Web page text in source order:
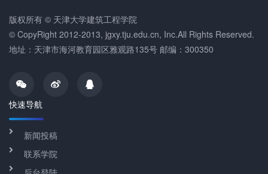
版权所有 © 天津大学建筑工程学院
© CopyRight 2012-2013, jgxy.tju.edu.cn, Inc.All Rights Reserved.
地址：天津市海河教育园区雅观路135号 邮编：300350
快速导航
新闻投稿
联系学院